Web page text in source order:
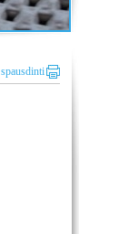
spausdinti